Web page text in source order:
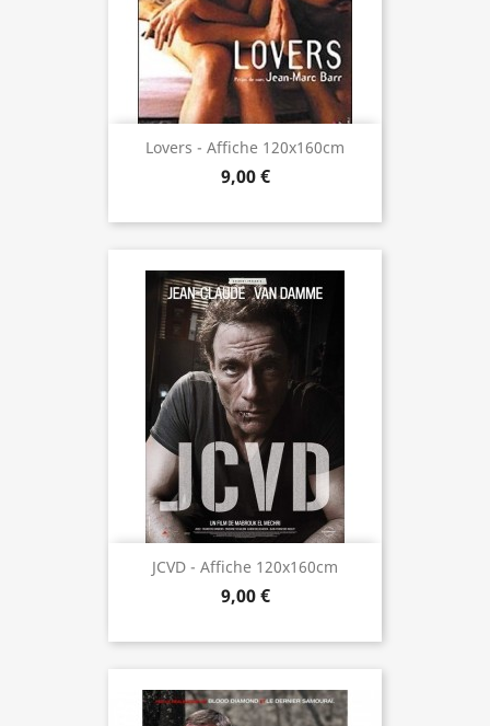
Lovers - Affiche 120x160cm
9,00 €
JCVD - Affiche 120x160cm
9,00 €